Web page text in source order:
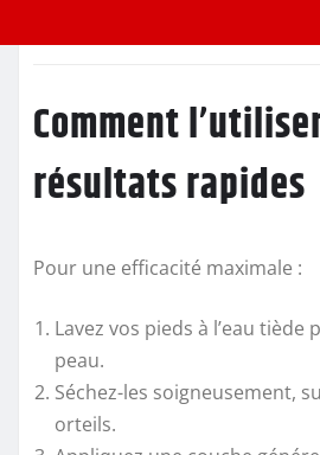
Comment
résultats rapides
Pour une efficacité maximale :
Lavez vos pieds à l’eau
peau.
Séchez-les soigneusement,
orteils.